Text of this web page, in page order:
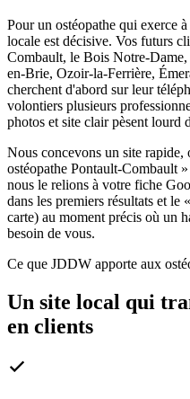
Pour un ostéopathe qui exerce
locale est décisive. Vos futurs
Combault, le Bois Notre-
en-Brie, Ozoir-la-Ferrière,
cherchent d'abord sur leur
volontiers plusieurs
photos et site clair pèsent lourd
Nous concevons un site rapide,
ostéopathe Pontault-Combault
nous le relions à votre fiche
dans les premiers résultats et
carte) au moment précis où un
besoin de vous.
Ce que JDDW apporte aux
Un site local qui
en clients